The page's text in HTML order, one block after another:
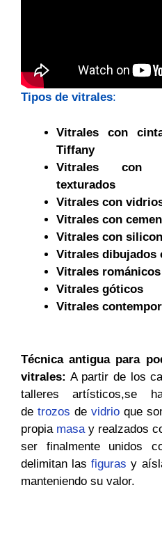
Tipos de vitrales:
Vitrales con
Tiffany
Vitrales con
texturados
Vitrales con
Vitrales con
Vitrales con
Vitrales dibujados
Vitrales románicos
Vitrales góticos
Vitrales
Técnica antigua para
vitrales: A partir de los
talleres artísticos,se
de trozos de vidrio que
propia masa y realzados
ser finalmente unidos
delimitan lasfiguras y
manteniendo su valor.